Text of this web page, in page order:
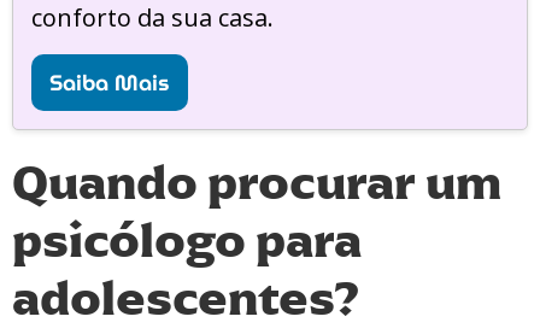
conforto da sua casa.
Saiba Mais
Quando procurar um
psicólogo para
adolescentes?